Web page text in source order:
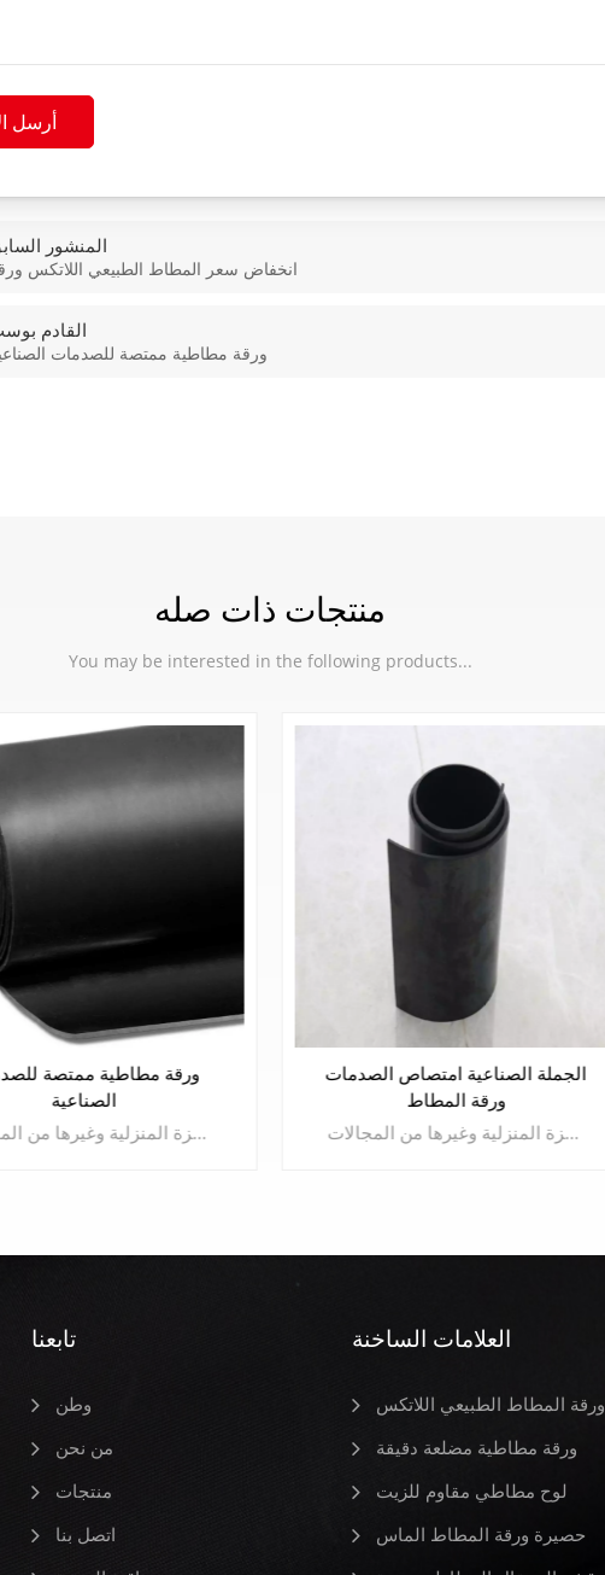
أرسل
المنشور
انخفاض سعر المطاط الطبيعي اللاتكس
القادم
ورقة مطاطية ممتصة للصدمات
منتجات ذات صله
You may be interested in the following products...
الجملة الصناعية امتصاص
ورقة المطاط
طبقة مطاطية ممتصة للصدمات هي المطاط عالي الأداء المعروف الذي يتمتع بمقاومة ممتازة للحرارة، ومقاومة الأكسدة، ومقاومة الزيت، ومقاومة التآكل، ومقاومة الشيخوخة في الغلاف الجوي. لقد تم استخدامه على نطاق واسع في مجال الطيران والطيران والسيارات والبترول والأجهزة المنزلية وغيرها من المجالات.
EPDM امتصاص الصدمات ورقة
المطاط
طبقة مطاطية ممتصة للصدمات هي المطاط عالي الأداء المعروف الذي يتمتع بمقاومة ممتازة للحرارة، ومقاومة الأكسدة، ومقاومة الزيت، ومقاومة التآكل، ومقاومة الشيخوخة في الغلاف الجوي. لقد تم استخدامه على نطاق واسع في مجال الطيران والطيران والسيارات والبترول والأجهزة المنزلية وغيرها من المجالات.
تابعنا
وطن
من نحن
منتجات
اتصل بنا
العلامات الساخنة
ورقة المطاط الطبيعي اللاتكس
ورقة مطاطية مضلعة دقيقة
لوح مطاطي مقاوم للزيت
حصيرة ورقة المطاط الماس